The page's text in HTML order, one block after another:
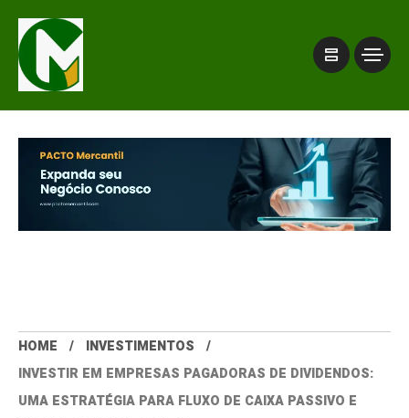
HOME
INVESTIMENTOS
INVESTIR EM EMPRESAS PAGADORAS DE DIVIDENDOS:
UMA ESTRATÉGIA PARA FLUXO DE CAIXA PASSIVO E